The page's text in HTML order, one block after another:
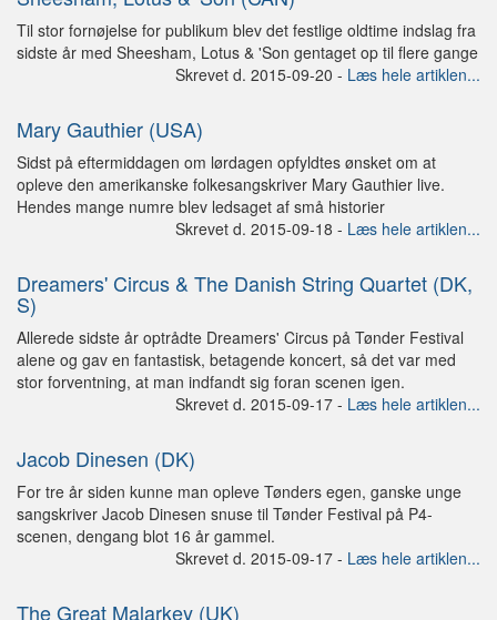
Til stor fornøjelse for publikum blev det festlige oldtime indslag fra
sidste år med Sheesham, Lotus & 'Son gentaget op til flere gange
Skrevet d. 2015-09-20 - Læs hele artiklen...
Mary Gauthier (USA)
Sidst på eftermiddagen om lørdagen opfyldtes ønsket om at
opleve den amerikanske folkesangskriver Mary Gauthier live.
Hendes mange numre blev ledsaget af små historier
Skrevet d. 2015-09-18 - Læs hele artiklen...
Dreamers' Circus & The Danish String Quartet (DK,
S)
Allerede sidste år optrådte Dreamers' Circus på Tønder Festival
alene og gav en fantastisk, betagende koncert, så det var med
stor forventning, at man indfandt sig foran scenen igen.
Skrevet d. 2015-09-17 - Læs hele artiklen...
Jacob Dinesen (DK)
For tre år siden kunne man opleve Tønders egen, ganske unge
sangskriver Jacob Dinesen snuse til Tønder Festival på P4-
scenen, dengang blot 16 år gammel.
Skrevet d. 2015-09-17 - Læs hele artiklen...
The Great Malarkey (UK)